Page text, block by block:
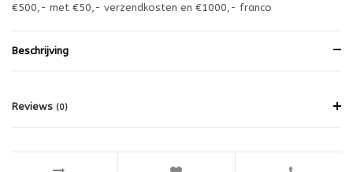
€500,- met €50,- verzendkosten en €1000,- franco
Beschrijving
Reviews (0)